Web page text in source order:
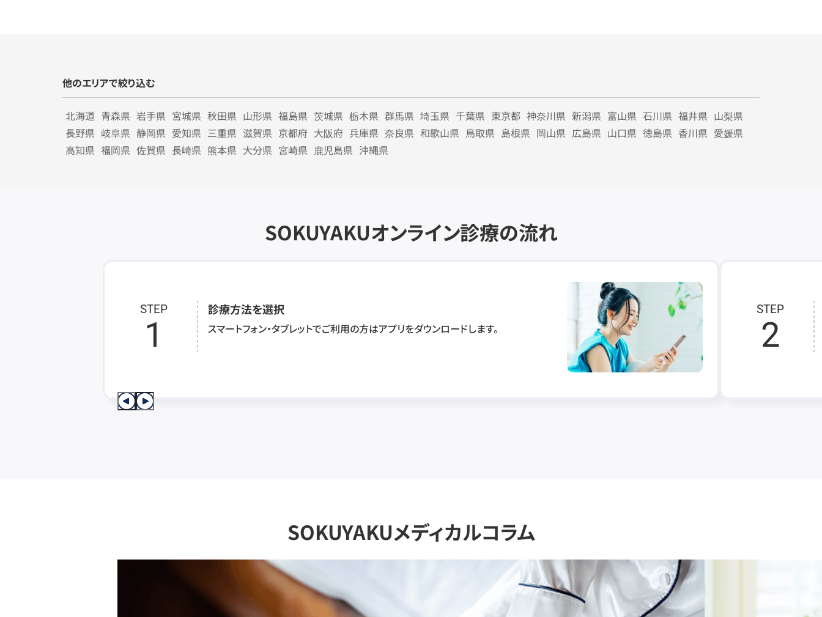
他のエリアで絞り込む
北海道 青森県 岩手県 宮城県 秋田県 山形県 福島県 茨城県 栃木県 群馬県 埼玉県 千葉県 東京都 神奈川県 新潟県 富山県 石川県 福井県 山梨県
長野県 岐阜県 静岡県 愛知県 三重県 滋賀県 京都府 大阪府 兵庫県 奈良県 和歌山県 鳥取県 島根県 岡山県 広島県 山口県 徳島県 香川県 愛媛県
高知県 福岡県 佐賀県 長崎県 熊本県 大分県 宮崎県 鹿児島県 沖縄県
SOKUYAKUオンライン診療の流れ
STEP
1
診療方法を選択
スマートフォン・タブレットでご利用の方はアプリをダウンロードします。
STEP
2
SOKUYAKUメディカルコラム